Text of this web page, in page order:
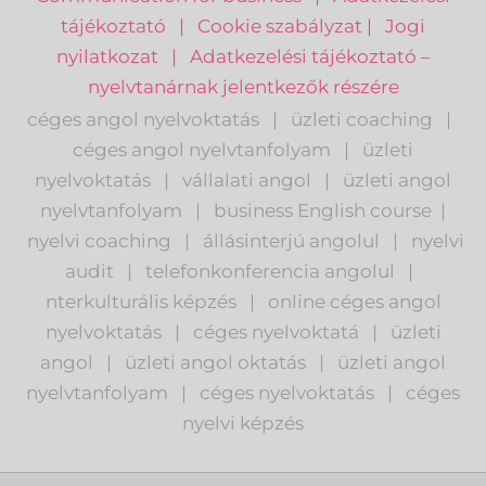
tájékoztató | Cookie szabályzat | Jogi
nyilatkozat | Adatkezelési tájékoztató –
nyelvtanárnak jelentkezők részére
céges angol nyelvoktatás
| üzleti coaching
|
céges angol nyelvtanfolyam
|
üzleti
nyelvoktatás
| vállalati angol |
üzleti angol
nyelvtanfolyam
| business English course |
nyelvi coaching
| állásinterjú angolul |
nyelvi
audit
| telefonkonferencia angolul
|
nterkulturális képzés
| online céges angol
nyelvoktatás
| céges nyelvoktatá |
üzleti
angol
| üzleti angol oktatás |
üzleti angol
nyelvtanfolyam
| céges nyelvoktatás |
céges
nyelvi képzés